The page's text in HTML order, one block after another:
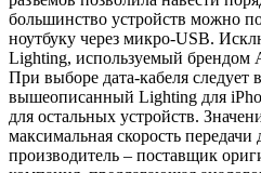
большинство устройств можно
ноутбуку через микро-USB.
Lighting, используемый брендом
При выборе дата-кабеля следует
вышеописанный Lighting для
для остальных устройств.
максимальная скорость
производитель – поставщик